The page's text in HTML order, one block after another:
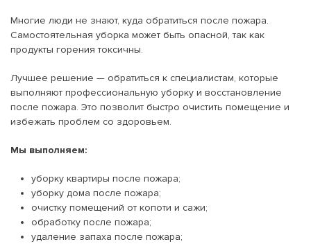
Многие люди не знают, куда обратиться после пожара.
Самостоятельная уборка может быть опасной, так как
продукты горения токсичны.
Лучшее решение — обратиться к специалистам, которые
выполняют профессиональную уборку и восстановление
после пожара. Это позволит быстро очистить помещение и
избежать проблем со здоровьем.
Мы выполняем:
уборку квартиры после пожара;
уборку дома после пожара;
очистку помещений от копоти и сажи;
обработку после пожара;
удаление запаха после пожара;